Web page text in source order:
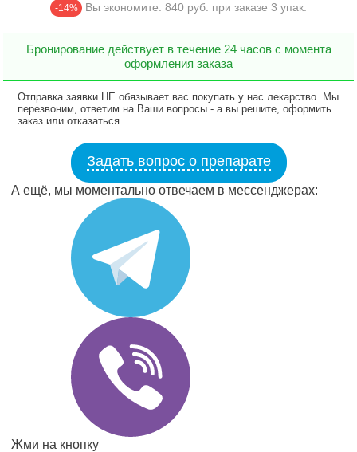
-14% Вы экономите: 840 руб. при заказе 3 упак.
Бронирование действует в течение 24 часов с момента
оформления заказа
Отправка заявки НЕ обязывает вас покупать у нас лекарство. Мы
перезвоним, ответим на Ваши вопросы - а вы решите, оформить
заказ или отказаться.
Задать вопрос о препарате
А ещё, мы моментально отвечаем в мессенджерах:
Жми на кнопку